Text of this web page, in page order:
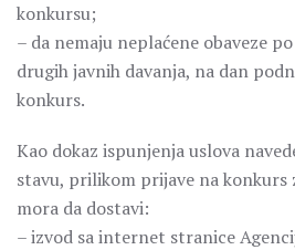
konkursu;
– da nemaju neplaćene obaveze
drugih javnih davanja, na dan
konkurs.
Kao dokaz ispunjenja uslova
stavu, prilikom prijave na konkurs
mora da dostavi:
– izvod sa internet stranice